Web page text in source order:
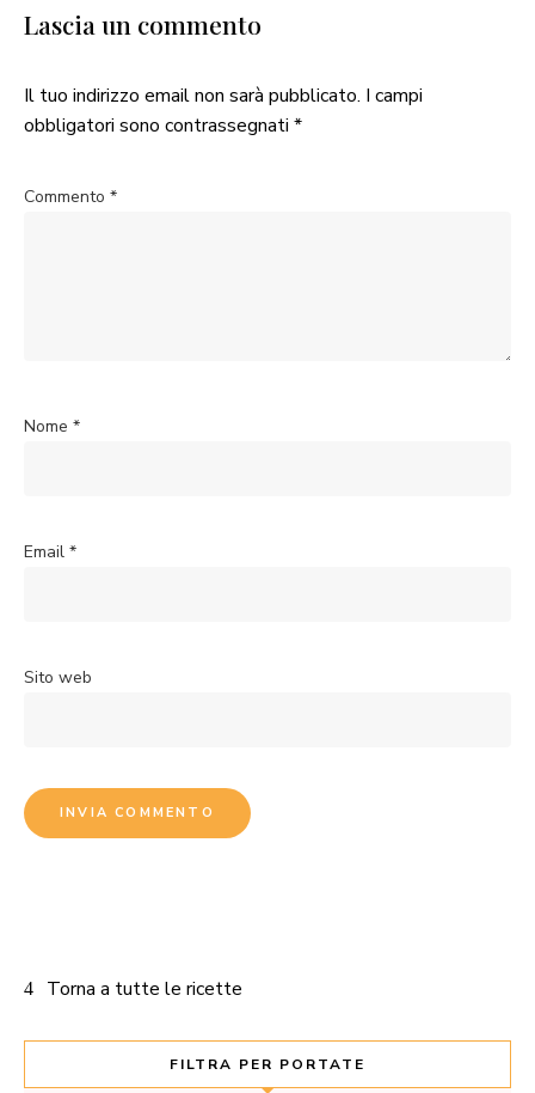
Lascia un commento
Il tuo indirizzo email non sarà pubblicato. I campi
obbligatori sono contrassegnati *
Commento *
Nome *
Email *
Sito web
Torna a tutte le ricette
FILTRA PER PORTATE